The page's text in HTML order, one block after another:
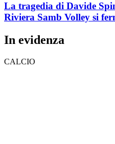
La tragedia di Davide
Riviera Samb Volley si
In evidenza
CALCIO